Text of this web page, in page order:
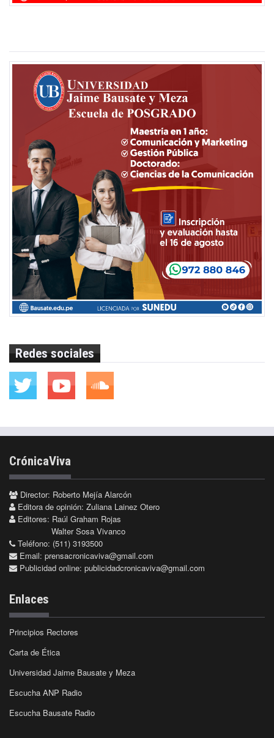
Redes sociales
CrónicaViva
Director: Roberto Mejía Alarcón
Editora de opinión: Zuliana Lainez Otero
Editores: Raúl Graham Rojas
Walter Sosa Vivanco
Teléfono: (511) 3193500
Email: prensacronicaviva@gmail.com
Publicidad online: publicidadcronicaviva@gmail.com
Enlaces
Principios Rectores
Carta de Ética
Universidad Jaime Bausate y Meza
Escucha ANP Radio
Escucha Bausate Radio